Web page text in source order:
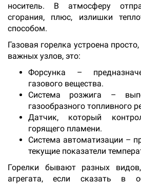
носитель. В атмосферу
сгорания, плюс, излишки
способом.
Газовая горелка устроена
важных узлов, это:
Форсунка –
газового вещества.
Система розжига –
газообразного топливного
Датчик, который
горящего пламени.
Система автоматизации –
текущие показатели
Горелки бывают разных
агрегата, если сказать в